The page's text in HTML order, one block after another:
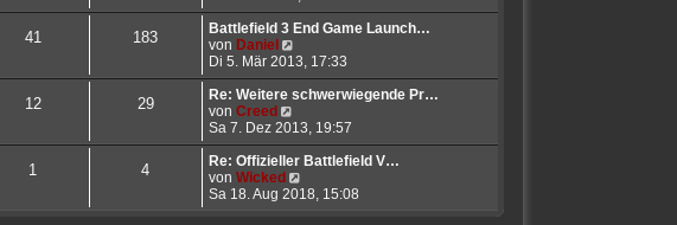
i
t
g
e
r
e
i
t
a
g
u
e
s
t
e
r
B
e
i
t
r
a
41 183
Battlefield 3 End Game Launch…
von Daniel
e
u
e
t
e
r
B
e
Di 5. Mär 2013, 17:33
12 29
Re: Weitere schwerwiegende Pr…
von Creed
e
u
e
s
t
Sa 7. Dez 2013, 19:57
1 4
Re: Offizieller Battlefield V…
von Wicked
e
Sa 18. Aug 2018, 15:08